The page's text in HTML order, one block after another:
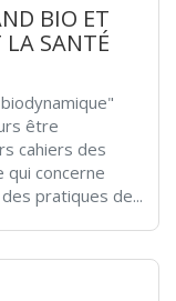
BIO ET
SANTÉ
être
cahiers des
concerne
pratiques de...